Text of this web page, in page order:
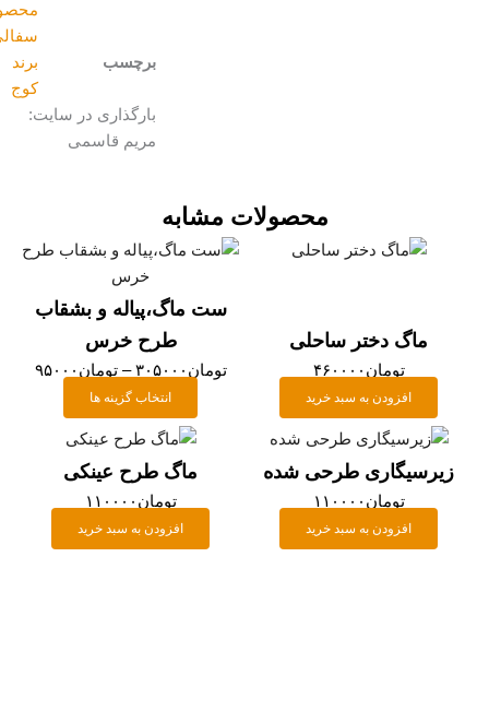
محصولات
سفالی
برچسب
بارگذاری در سایت:
مریم قاسمی
محصولات مشابه
ماگ دختر ساحلی
تومان۴۶۰۰۰۰
افزودن به سبد خرید
ست ماگ،پیاله و بشقاب
طرح خرس
تومان۳۰۵۰۰۰ – تومان۹۵۰۰۰
Price
انتخاب گزینه ها
این
محصول
دارای
مختلفی
می
باشد.
گزینه
ها
ممکن
است
در
زیرسیگاری طرحی شده
تومان۱۱۰۰۰۰
افزودن به سبد خرید
ماگ طرح عینکی
تومان۱۱۰۰۰۰
افزودن به سبد خرید